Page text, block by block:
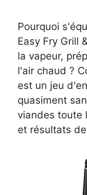
Pourquoi
Easy Fry Grill
la vapeur,
l'air chaud ?
est un jeu
quasiment
viandes toute
et résultats